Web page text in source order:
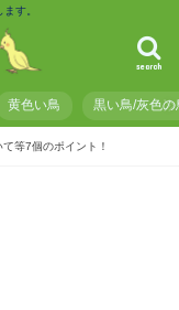
す。
search
黄色い鳥 黒い鳥/灰色の
等7個のポイント！